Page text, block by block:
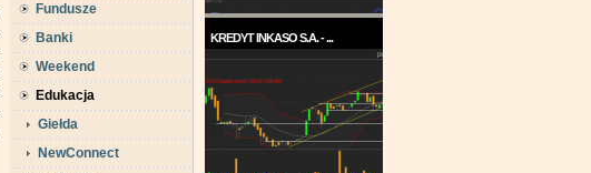
Fundusze
Banki
Weekend
Edukacja
Giełda
NewConnect
KREDYT INKASO S.A. - ...
każdym razie w ...